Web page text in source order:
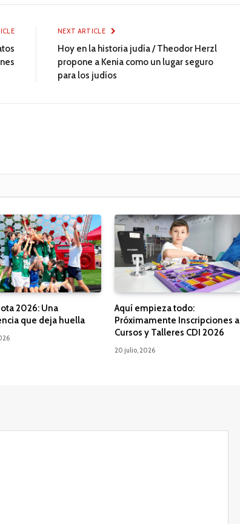
NEXT ARTICLE
Hoy en la historia judía / Theodor Herzl
propone a Kenia como un lugar seguro
para los judíos
2026: Una
que deja huella
Aquí empieza todo:
Próximamente Inscripciones a
Cursos y Talleres CDI 2026
20 julio, 2026